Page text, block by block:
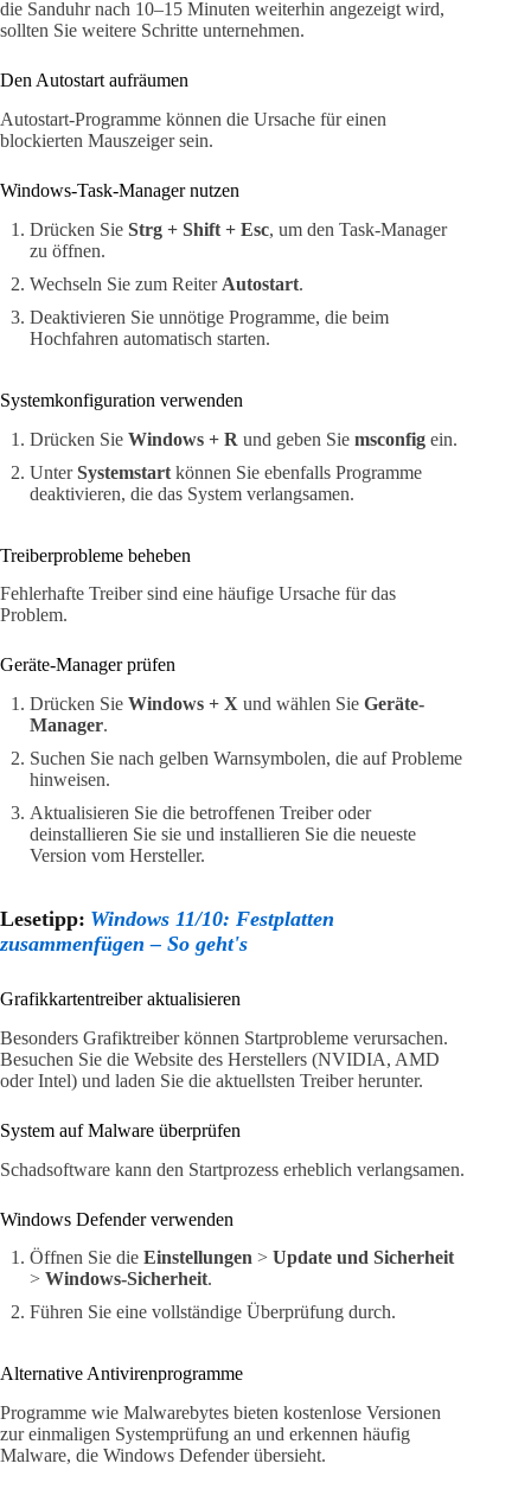
die Sanduhr nach 10–15 Minuten weiterhin angezeigt wird,
sollten Sie weitere Schritte unternehmen.
Den Autostart aufräumen
Autostart-Programme können die Ursache für einen
blockierten Mauszeiger sein.
Windows-Task-Manager nutzen
Drücken Sie Strg + Shift + Esc, um den Task-Manager
zu öffnen.
Wechseln Sie zum Reiter Autostart.
Deaktivieren Sie unnötige Programme, die beim
Hochfahren automatisch starten.
Systemkonfiguration verwenden
Drücken Sie Windows + R und geben Sie msconfig ein.
UnterSystemstart können Sie ebenfalls Programme
deaktivieren, die das System verlangsamen.
Treiberprobleme beheben
Fehlerhafte Treiber sind eine häufige Ursache für das
Problem.
Geräte-Manager prüfen
Drücken Sie Windows + X und wählen Sie Geräte-
Manager.
Suchen Sie nach gelben Warnsymbolen, die auf Probleme
hinweisen.
Aktualisieren Sie die betroffenen Treiber oder
deinstallieren Sie sie und installieren Sie die neueste
Version vom Hersteller.
Lesetipp: Windows 11/10: Festplatten
zusammenfügen – So geht's
Grafikkartentreiber aktualisieren
Besonders Grafiktreiber können Startprobleme verursachen.
Besuchen Sie die Website des Herstellers (NVIDIA, AMD
oder Intel) und laden Sie die aktuellsten Treiber herunter.
System auf Malware überprüfen
Schadsoftware kann den Startprozess erheblich verlangsamen.
Windows Defender verwenden
Öffnen Sie die Einstellungen > Update und Sicherheit
> Windows-Sicherheit.
Führen Sie eine vollständige Überprüfung durch.
Alternative Antivirenprogramme
Programme wie Malwarebytes bieten kostenlose Versionen
zur einmaligen Systemprüfung an und erkennen häufig
Malware, die Windows Defender übersieht.